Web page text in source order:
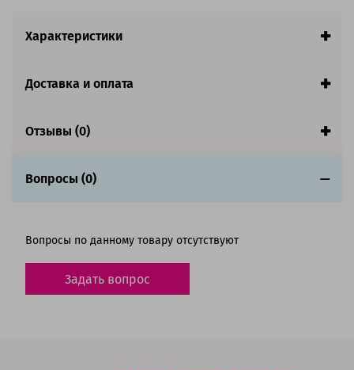
Характеристики
Доставка и оплата
Отзывы (0)
Вопросы (0)
Вопросы по данному товару отсутствуют
Задать вопрос